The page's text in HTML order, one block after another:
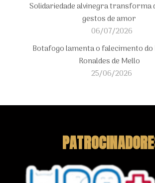
Solidariedade alvinegra transforma
gestos de amor
06/07/2026
Botafogo lamenta o falecimento
Ronaldes de Mello
25/06/2026